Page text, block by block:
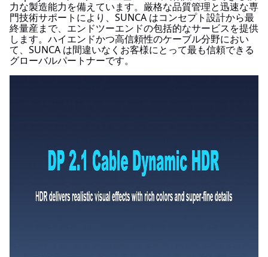
力な製造能力を備えています。厳格な品質管理と迅速な専
門技術サポートにより、SUNCA はコンセプト設計から最
終量産まで、エンドツーエンドの包括的なサービスを提供
します。ハイエンドかつ高信頼性のケーブル分野におい
て、SUNCA は間違いなくお客様にとって最も信頼できる
グローバルパートナーです。